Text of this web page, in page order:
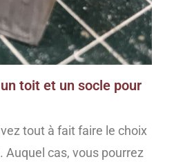
toit et un socle pour
tout à fait faire le choix
Auquel cas, vous pourrez